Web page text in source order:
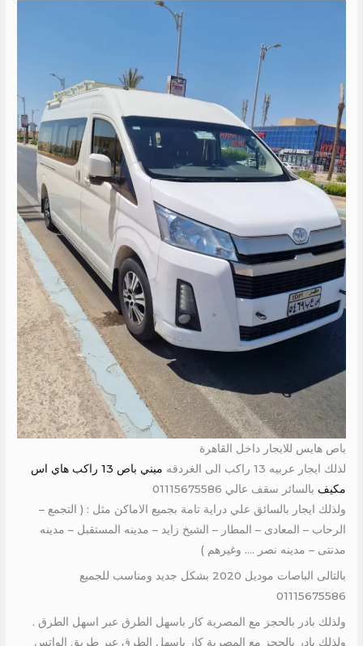
باص هايس للايجار داخل القاهرة
لذلك ايجار عربيه 13 راكب الى الغردقه
ميني باص 13 راكب هاي اس
مكيف بالسائر سقف عالي 01115675586
ولذلك ايجار بالسائق علي دراية تامة بجميع الاماكن مثل : ( التجمع –
الرحاب – المعادى – المطار – الشيخ زايد – مدينه المستقبل – مدينه
مدنتى – مدينه نصر …. وغيرهم )
بالتالى الباصات موديل 2020 بشكل جديد ومناسب للجميع
01115675586
ولذلك بادر بالحجز مع المصرية كار باسهل الطرق عبر اسهل الطرق .
ولذلك بادر بالحجز مع المصرية كار باسهل الطرق عبر طريق الواتس